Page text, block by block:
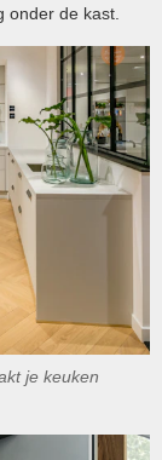
onder de kast.
je keuken